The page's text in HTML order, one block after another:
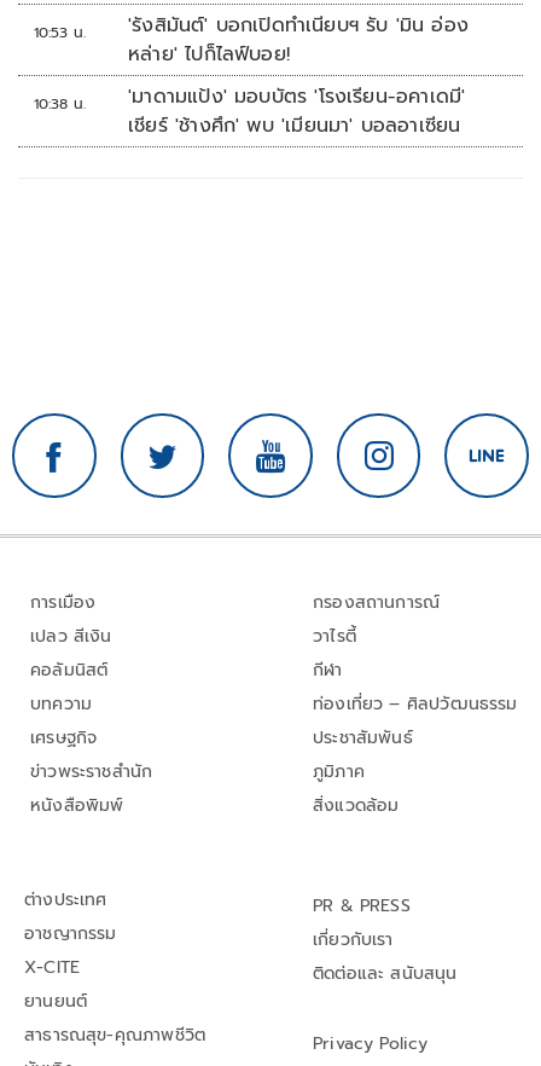
10:53 น.
'รังสิมันต์' บอกเปิดทำเนียบฯ รับ 'มิน อ่อง
หล่าย' ไปก็ไลฟ์บอย!
10:38 น.
'มาดามแป้ง' มอบบัตร 'โรงเรียน-อคาเดมี'
เชียร์ 'ช้างศึก' พบ 'เมียนมา' บอลอาเซียน
การเมือง
เปลว สีเงิน
คอลัมนิสต์
บทความ
เศรษฐกิจ
ข่าวพระราชสำนัก
หนังสือพิมพ์
กรองสถานการณ์
วาไรตี้
กีฬา
ท่องเที่ยว – ศิลปวัฒนธรรม
ประชาสัมพันธ์
ภูมิภาค
สิ่งแวดล้อม
ต่างประเทศ
อาชญากรรม
X-CITE
ยานยนต์
สาธารณสุข-คุณภาพชีวิต
PR & PRESS
เกี่ยวกับเรา
ติดต่อและ สนับสนุน
Privacy Policy